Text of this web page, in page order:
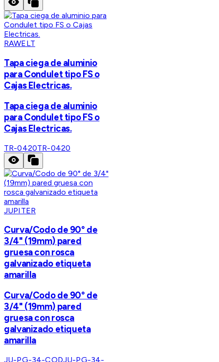
RAWELT
Tapa ciega de aluminio
para Condulet tipo FS o
Cajas Electricas.
Tapa ciega de aluminio
para Condulet tipo FS o
Cajas Electricas.
TR-0420TR-0420
JUPITER
Curva/Codo de 90° de
3/4" (19mm) pared
gruesa con rosca
galvanizado etiqueta
amarilla
Curva/Codo de 90° de
3/4" (19mm) pared
gruesa con rosca
galvanizado etiqueta
amarilla
JU-PG-34-CODJU-PG-34-